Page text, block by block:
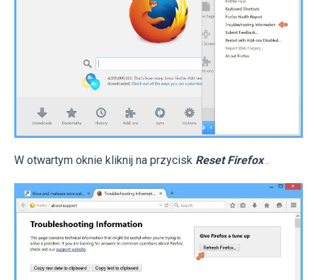
W otwartym oknie kliknij na przycisk Reset Firefox .